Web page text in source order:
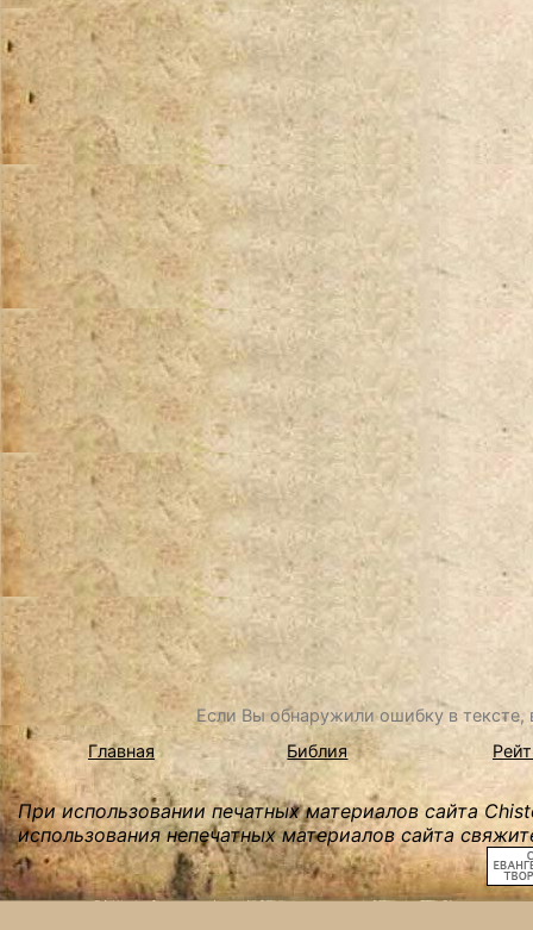
Если Вы обнаружили ошибку в
Главная
Библия
При использовании печатных материалов сайта
использования непечатных материалов сайта